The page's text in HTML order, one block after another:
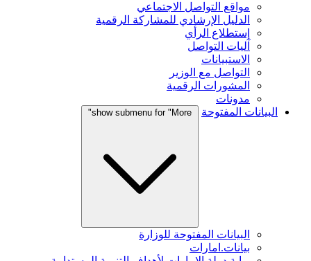
مواقع التواصل الاجتماعي
الدليل الإرشادي للمشاركة الرقمية
إستطلاع الرأي
آليات التواصل
الاستبيانات
التواصل مع الوزير
المشورات الرقمية
مدونات
البيانات المفتوحة
show submenu for "More"
البيانات المفتوحة للوزارة
بيانات.امارات